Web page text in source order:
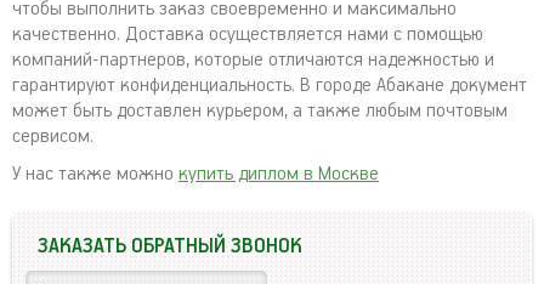
чтобы выполнить заказ своевременно и максимально
качественно. Доставка осуществляется нами с помощью
компаний-партнеров, которые отличаются надежностью и
гарантируют конфиденциальность. В городе Абакане документ
может быть доставлен курьером, а также любым почтовым
сервисом.
У нас также можно купить диплом в Москве
ЗАКАЗАТЬ ОБРАТНЫЙ ЗВОНОК